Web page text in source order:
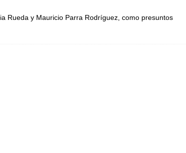
en el Cantón Pichincha
no asistirá a la posesión de Abelardo de la Espriella y llama a
Rueda y Mauricio Parra Rodríguez, como presuntos